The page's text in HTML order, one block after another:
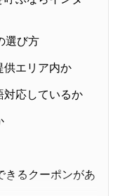
選び方
供エリア内か
対応しているか
きるクーポンがあ